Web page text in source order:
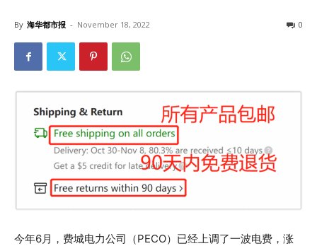
By 海华都市报 - November 18, 2022 0
今年6月，费城电力公司（PECO）已经上调了一波电费，涨